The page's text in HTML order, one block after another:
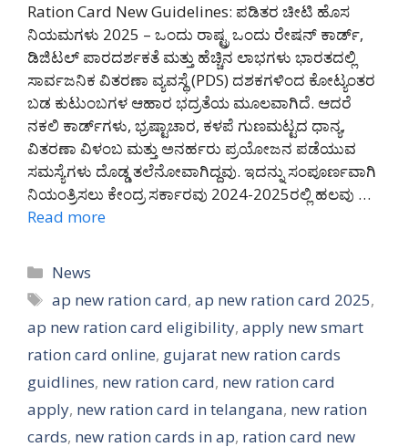
Ration Card New Guidelines: ಪಡಿತರ ಚೀಟಿ ಹೊಸ
ನಿಯಮಗಳು 2025 – ಒಂದು ರಾಷ್ಟ್ರ ಒಂದು ರೇಷನ್ ಕಾರ್ಡ್,
ಡಿಜಿಟಲ್ ಪಾರದರ್ಶಕತೆ ಮತ್ತು ಹೆಚ್ಚಿನ ಲಾಭಗಳು ಭಾರತದಲ್ಲಿ
ಸಾರ್ವಜನಿಕ ವಿತರಣಾ ವ್ಯವಸ್ಥೆ (PDS) ದಶಕಗಳಿಂದ ಕೋಟ್ಯಂತರ
ಬಡ ಕುಟುಂಬಗಳ ಆಹಾರ ಭದ್ರತೆಯ ಮೂಲವಾಗಿದೆ. ಆದರೆ
ನಕಲಿ ಕಾರ್ಡ್‌ಗಳು, ಭ್ರಷ್ಟಾಚಾರ, ಕಳಪೆ ಗುಣಮಟ್ಟದ ಧಾನ್ಯ,
ವಿತರಣಾ ವಿಳಂಬ ಮತ್ತು ಅನರ್ಹರು ಪ್ರಯೋಜನ ಪಡೆಯುವ
ಸಮಸ್ಯೆಗಳು ದೊಡ್ಡ ತಲೆನೋವಾಗಿದ್ದವು. ಇದನ್ನು ಸಂಪೂರ್ಣವಾಗಿ
ನಿಯಂತ್ರಿಸಲು ಕೇಂದ್ರ ಸರ್ಕಾರವು 2024-2025ರಲ್ಲಿ ಹಲವು …
Read more
Categories
News
Tags
ap new ration card,ap new ration card 2025,
ap new ration card eligibility, apply new smart
ration card online, gujarat new ration cards
guidlines, new ration card, new ration card
apply, new ration card in telangana, new ration
cards, new ration cards in ap, ration card new